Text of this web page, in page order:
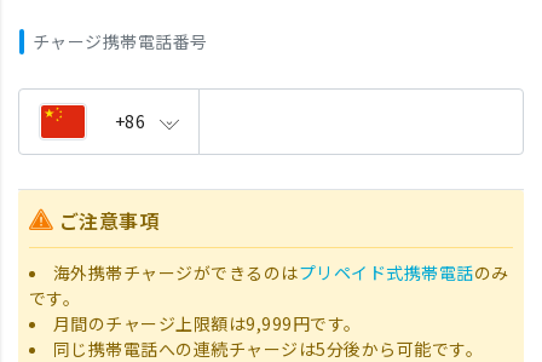
チャージ携帯電話番号
+86
ご注意事項
海外携帯チャージができるのはプリペイド式携帯電話のみ
です。
月間のチャージ上限額は9,999円です。
同じ携帯電話への連続チャージは5分後から可能です。